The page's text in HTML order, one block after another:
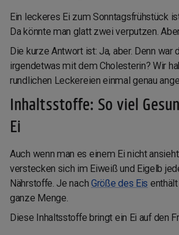
Ein leckeres Ei zum Sonntagsfrühstück
Da könnte man glatt zwei verputzen.
Die kurze Antwort ist: Ja, aber. Denn war
irgendetwas mit dem Cholesterin? Wir
rundlichen Leckereien einmal genau
Inhaltsstoffe: So viel
Ei
Auch wenn man es einem Ei nicht
verstecken sich im Eiweiß und Eigelb
Nährstoffe. Je nach Größe des Eis
ganze Menge.
Diese Inhaltsstoffe bringt ein Ei auf den